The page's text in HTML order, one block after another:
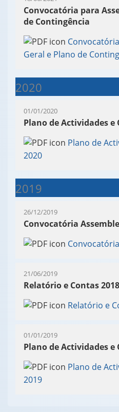
Convocatória para
de Contingência
Geral e Plano de
2020
01/01/2020
Plano de Actividades e
Plano de
2020
2019
26/12/2019
Convocatória
21/06/2019
Relatório e Contas 2018
Relatório e
01/01/2019
Plano de Actividades e
Plano de
2019